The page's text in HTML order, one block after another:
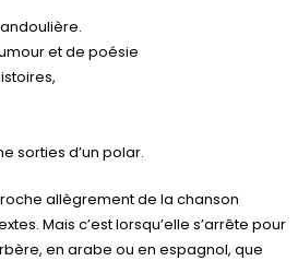
et de poésie
sorties d’un polar.
allègrement de la chanson
Mais c’est lorsqu’elle s’arrête pour
en arabe ou en espagnol, que